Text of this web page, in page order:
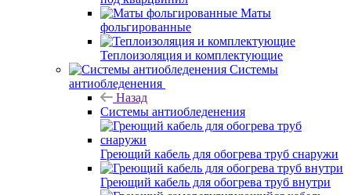
Маты
фольгированные
Теплоизоляция и комплектующие
Системы
антиобледенения
Назад
Системы антиобледенения
Греющий кабель для обогрева труб снаружи
Греющий кабель для обогрева труб внутри